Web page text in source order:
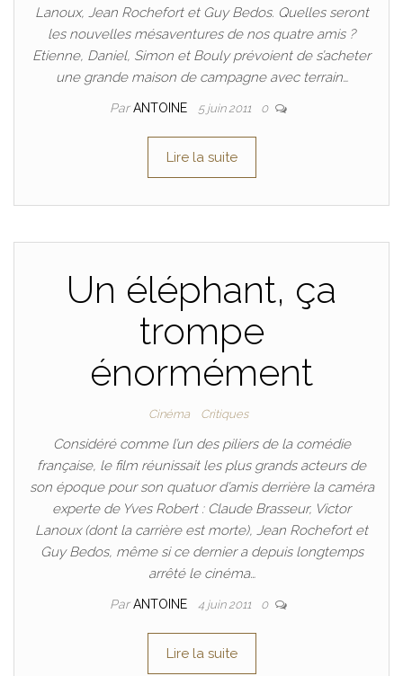
Lanoux, Jean Rochefort et Guy Bedos. Quelles seront
les nouvelles mésaventures de nos quatre amis ?
Etienne, Daniel, Simon et Bouly prévoient de s’acheter
une grande maison de campagne avec terrain…
ParANTOINE 5 juin 2011 0
Lire la suite
Un éléphant, ça
trompe
énormément
Cinéma Critiques
Considéré comme l’un des piliers de la comédie
française, le film réunissait les plus grands acteurs de
son époque pour son quatuor d’amis derrière la caméra
experte de Yves Robert : Claude Brasseur, Victor
Lanoux (dont la carrière est morte), Jean Rochefort et
Guy Bedos, même si ce dernier a depuis longtemps
arrêté le cinéma…
ParANTOINE 4 juin 2011 0
Lire la suite